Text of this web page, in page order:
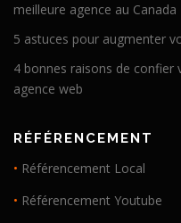
meilleure agence au Canada
5 astuces pour augmenter
4 bonnes raisons de
agence web
RÉFÉRENCEMENT
• Référencement Local
• Référencement Youtube